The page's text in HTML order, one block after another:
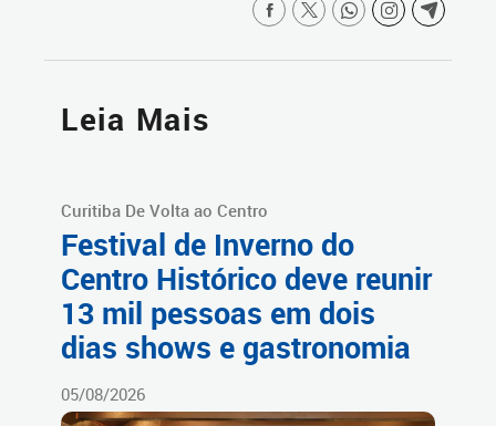
Leia Mais
Curitiba De Volta ao Centro
Festival de Inverno do
Centro Histórico deve reunir
13 mil pessoas em dois
dias shows e gastronomia
05/08/2026